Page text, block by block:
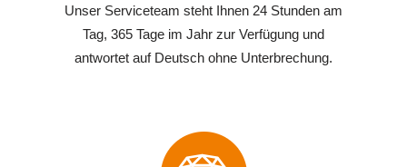
Unser Serviceteam steht Ihnen 24 Stunden am
Tag, 365 Tage im Jahr zur Verfügung und
antwortet auf Deutsch ohne Unterbrechung.